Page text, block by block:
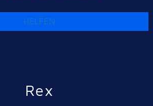
HELFEN
Rex